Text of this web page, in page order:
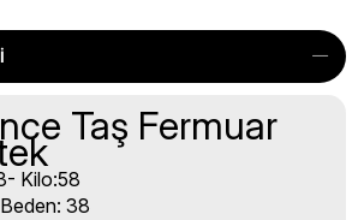
Taş Fermuar
Kilo:58
38